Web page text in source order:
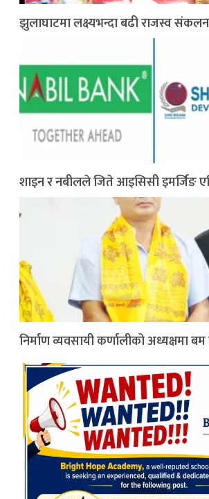
झुलाघाटमा लक्ष्यभन्दा बढी राजस्व संकलन
शाइन र नबीलले जिते आइसिसी इमर्जिङ
निर्माण व्यवसायी कर्णालीको अध्यक्षमा बम